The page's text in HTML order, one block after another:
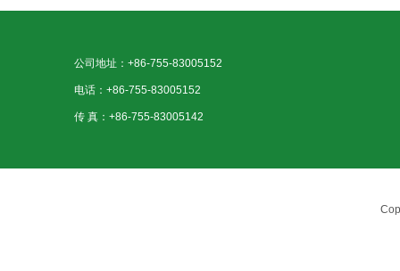
公司地址：+86-755-83005152
电话：+86-755-83005152
传 真：+86-755-83005142